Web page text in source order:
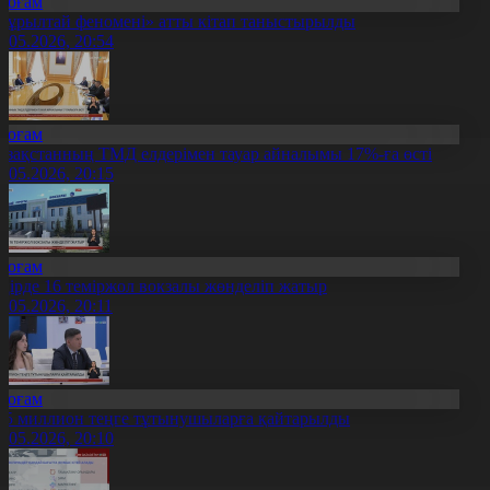
феномені» атты кітап таныстырылды
20:54
ТМД елдерімен тауар айналымы 17%-ға өсті
20:15
16 теміржол вокзалы жөнделіп жатыр
20:11
миллион теңге тұтынушыларға қайтарылды
20:10